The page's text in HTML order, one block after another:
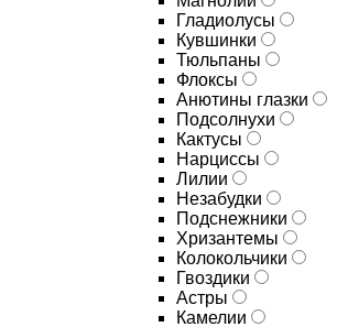
Гладиолусы
Кувшинки
Тюльпаны
Флоксы
Анютины глазки
Подсолнухи
Кактусы
Нарциссы
Лилии
Незабудки
Подснежники
Хризантемы
Колокольчики
Гвоздики
Астры
Камелии